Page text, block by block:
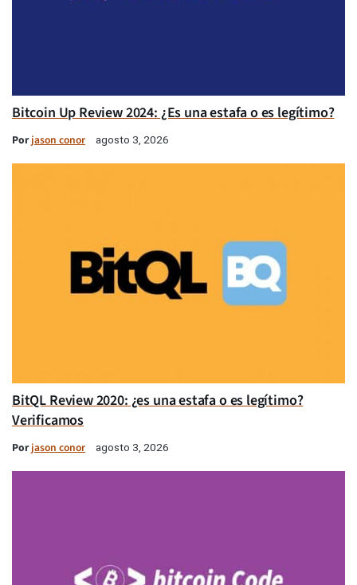
Bitcoin Up Review 2024: ¿Es una estafa o es legítimo?
Porjason conor agosto 3, 2026
BitQL Review 2020: ¿es una estafa o es legítimo?
Verificamos
Porjason conor agosto 3, 2026